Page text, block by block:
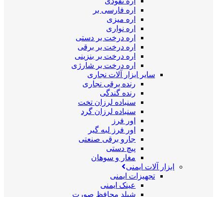
اره فارسی بر
اره میزی
اره نواری
اره درخت بر دستی
اره درخت بر برقی
اره درخت بر بنزینی
اره درخت بر شارژی
سایر ابزار آلات نجاری
رنده برقی نجاری
رنده گندگی
سنباده لرزان تخت
سنباده لرزان گرد
اور فرز
اور فرز لبه گیر
جارو برقی صنعتی
پیچ دستی
مغار و سوهان
ابزار آلات ایمنی
تجهیزات ایمنی
عینک ایمنی
شیلد محافظ صورت